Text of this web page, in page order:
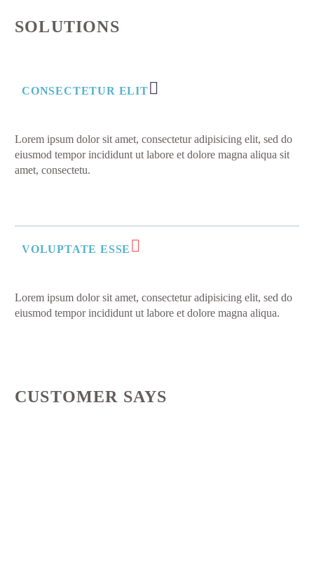
SOLUTIONS
CONSECTETUR ELIT
Lorem ipsum dolor sit amet, consectetur adipisicing elit, sed do
eiusmod tempor incididunt ut labore et dolore magna aliqua sit
amet, consectetu.
VOLUPTATE ESSE
Lorem ipsum dolor sit amet, consectetur adipisicing elit, sed do
eiusmod tempor incididunt ut labore et dolore magna aliqua.
CUSTOMER SAYS